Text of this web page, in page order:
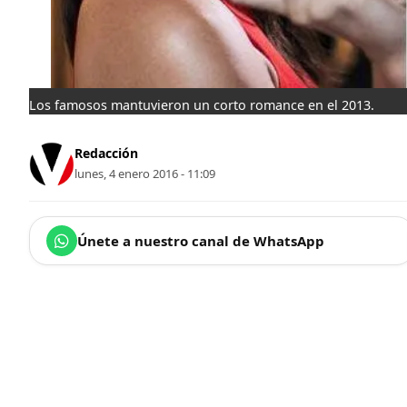
Los famosos mantuvieron un corto romance en el 2013.
Redacción
lunes, 4 enero 2016 - 11:09
Únete a nuestro canal de WhatsApp